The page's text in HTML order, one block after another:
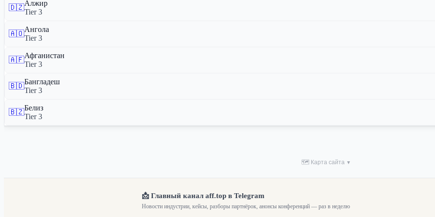
🇩🇿
Алжир
Tier 3
🇦🇴
Ангола
Tier 3
🇦🇫
Афганистан
Tier 3
🇧🇩
Бангладеш
Tier 3
🇧🇿
Белиз
Tier 3
🗺 Карта сайта ▼
📩 Главный канал aff.top в Telegram
Новости индустрии, кейсы, разборы партнёрок, анонсы конференций — раз в неделю